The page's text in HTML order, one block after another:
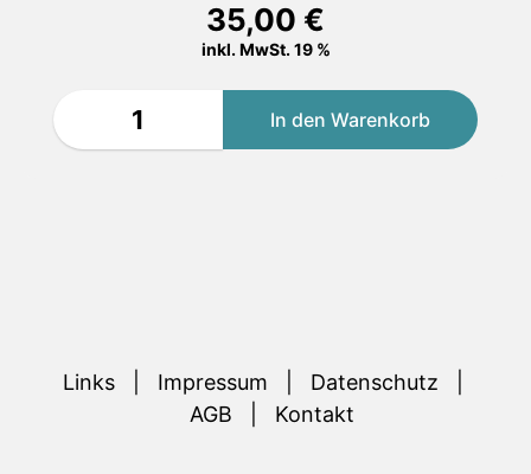
35,00 €
inkl. MwSt. 19 %
Links Impressum
Datenschutz
AGB
Kontakt